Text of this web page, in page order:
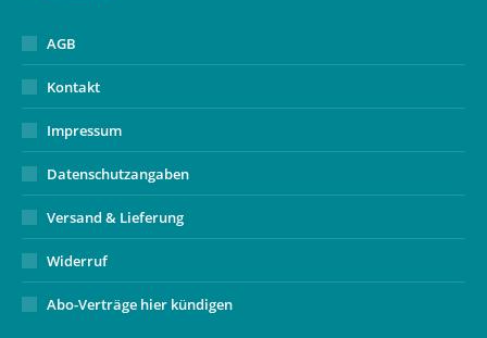
AGB
Kontakt
Impressum
Datenschutzangaben
Versand & Lieferung
Widerruf
Abo-Verträge hier kündigen